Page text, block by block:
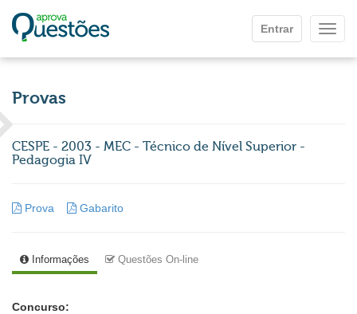
Entrar
Provas
CESPE - 2003 - MEC - Técnico de Nível Superior -
Pedagogia IV
Prova Gabarito
Informações Questões On-line
Concurso: